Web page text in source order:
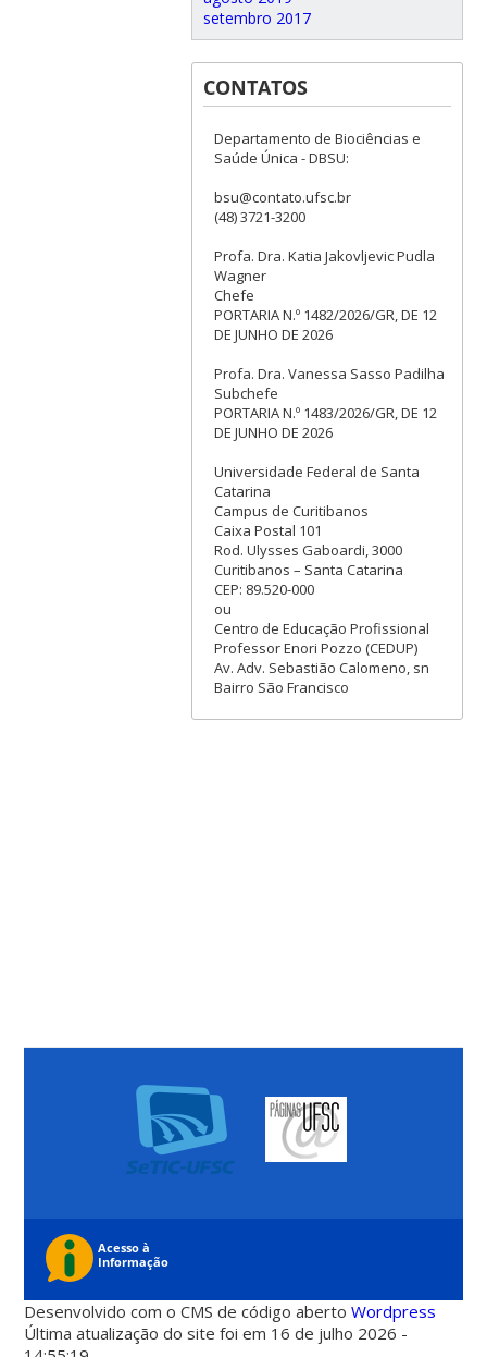
setembro 2017
CONTATOS
Departamento de Biociências e
Saúde Única - DBSU:
bsu@contato.ufsc.br
(48) 3721-3200
Profa. Dra. Katia Jakovljevic Pudla
Wagner
Chefe
PORTARIA N.º 1482/2026/GR, DE 12
DE JUNHO DE 2026
Profa. Dra. Vanessa Sasso Padilha
Subchefe
PORTARIA N.º 1483/2026/GR, DE 12
DE JUNHO DE 2026
Universidade Federal de Santa
Catarina
Campus de Curitibanos
Caixa Postal 101
Rod. Ulysses Gaboardi, 3000
Curitibanos – Santa Catarina
CEP: 89.520-000
ou
Centro de Educação Profissional
Professor Enori Pozzo (CEDUP)
Av. Adv. Sebastião Calomeno, sn
Bairro São Francisco
Desenvolvido com o CMS de código abertoWordpress
Última atualização do site foi em 16 de julho 2026 -